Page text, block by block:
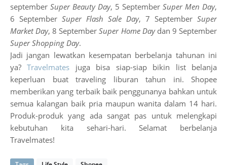
september Super Beauty Day, 5 September Super Men Day,
6 September Super Flash Sale Day, 7 September Super
Market Day, 8 SeptemberSuper Home Daydan 9 September
Super Shopping Day.
Jadi jangan lewatkan kesempatan berbelanja tahunan ini
ya?Travelmates juga bisa siap-siap bikin list belanja
keperluan buat traveling liburan tahun ini. Shopee
memberikan yang terbaik baik penggunanya bahkan untuk
semua kalangan baik pria maupun wanita dalam 14 hari.
Produk-produk yang ada sangat pas untuk melengkapi
kebutuhan kita sehari-hari. Selamat berbelanja
Travelmates!